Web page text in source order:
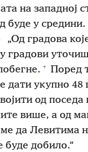
на западној
буде у
„Од градова
градови
+ Поред
дати укупно
од
више, а од
да Левитима
буде добило.“